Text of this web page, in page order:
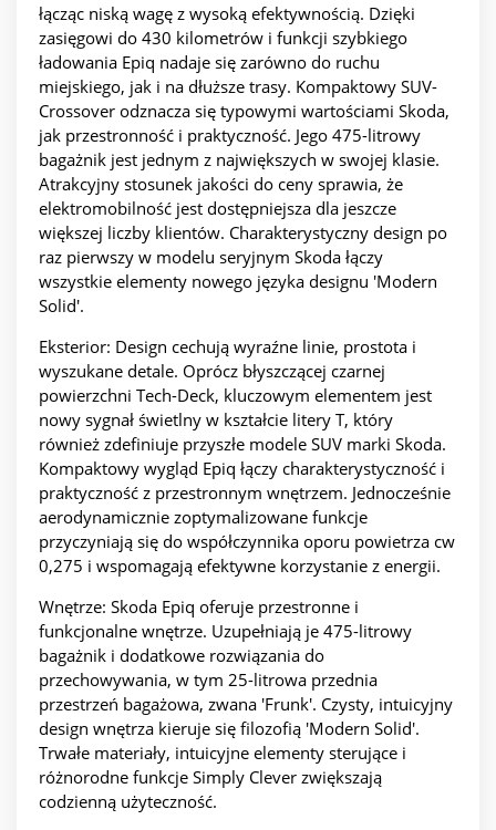
łącząc niską wagę z wysoką efektywnością. Dzięki
zasięgowi do 430 kilometrów i funkcji szybkiego
ładowania Epiq nadaje się zarówno do ruchu
miejskiego, jak i na dłuższe trasy. Kompaktowy SUV-
Crossover odznacza się typowymi wartościami Skoda,
jak przestronność i praktyczność. Jego 475-litrowy
bagażnik jest jednym z największych w swojej klasie.
Atrakcyjny stosunek jakości do ceny sprawia, że
elektromobilność jest dostępniejsza dla jeszcze
większej liczby klientów. Charakterystyczny design po
raz pierwszy w modelu seryjnym Skoda łączy
wszystkie elementy nowego języka designu 'Modern
Solid'.
Eksterior: Design cechują wyraźne linie, prostota i
wyszukane detale. Oprócz błyszczącej czarnej
powierzchni Tech-Deck, kluczowym elementem jest
nowy sygnał świetlny w kształcie litery T, który
również zdefiniuje przyszłe modele SUV marki Skoda.
Kompaktowy wygląd Epiq łączy charakterystyczność i
praktyczność z przestronnym wnętrzem. Jednocześnie
aerodynamicznie zoptymalizowane funkcje
przyczyniają się do współczynnika oporu powietrza cw
0,275 i wspomagają efektywne korzystanie z energii.
Wnętrze: Skoda Epiq oferuje przestronne i
funkcjonalne wnętrze. Uzupełniają je 475-litrowy
bagażnik i dodatkowe rozwiązania do
przechowywania, w tym 25-litrowa przednia
przestrzeń bagażowa, zwana 'Frunk'. Czysty, intuicyjny
design wnętrza kieruje się filozofią 'Modern Solid'.
Trwałe materiały, intuicyjne elementy sterujące i
różnorodne funkcje Simply Clever zwiększają
codzienną użyteczność.